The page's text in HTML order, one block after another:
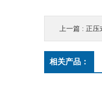
上一篇 : 正压
相关产品：